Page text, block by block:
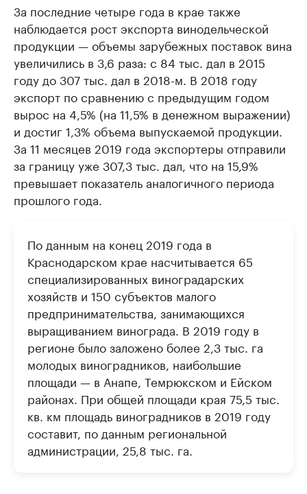
За последние четыре года в крае также
наблюдается рост экспорта винодельческой
продукции — объемы зарубежных поставок вина
увеличились в 3,6 раза: с 84 тыс. дал в 2015
году до 307 тыс. дал в 2018-м. В 2018 году
экспорт по сравнению с предыдущим годом
вырос на 4,5% (на 11,5% в денежном выражении)
и достиг 1,3% объема выпускаемой продукции.
За 11 месяцев 2019 года экспортеры отправили
за границу уже 307,3 тыс. дал, что на 15,9%
превышает показатель аналогичного периода
прошлого года.
По данным на конец 2019 года в
Краснодарском крае насчитывается 65
специализированных виноградарских
хозяйств и 150 субъектов малого
предпринимательства, занимающихся
выращиванием винограда. В 2019 году в
регионе было заложено более 2,3 тыс. га
молодых виноградников, наибольшие
площади — в Анапе, Темрюкском и Ейском
районах. При общей площади края 75,5 тыс.
кв. км площадь виноградников в 2019 году
составит, по данным региональной
администрации, 25,8 тыс. га.